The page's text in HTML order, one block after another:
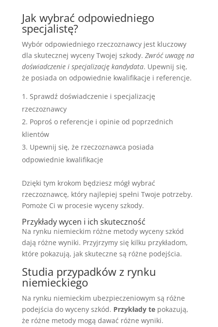
Jak wybrać odpowiedniego
specjalistę?
Wybór odpowiedniego rzeczoznawcy jest kluczowy
dla skutecznej wyceny Twojej szkody. Zwróć uwagę na
doświadczenie i specjalizację kandydata. Upewnij się,
że posiada on odpowiednie kwalifikacje i referencje.
Sprawdź doświadczenie i specjalizację
rzeczoznawcy
Poproś o referencje i opinie od poprzednich
klientów
Upewnij się, że rzeczoznawca posiada
odpowiednie kwalifikacje
Dzięki tym krokom będziesz mógł wybrać
rzeczoznawcę, który najlepiej spełni Twoje potrzeby.
Pomoże Ci w procesie wyceny szkody.
Przykłady wycen i ich skuteczność
Na rynku niemieckim różne metody wyceny szkód
dają różne wyniki. Przyjrzymy się kilku przykładom,
które pokazują, jak skuteczne są różne podejścia.
Studia przypadków z rynku
niemieckiego
Na rynku niemieckim ubezpieczeniowym są różne
podejścia do wyceny szkód. Przykłady tepokazują,
że różne metody mogą dawać różne wyniki.